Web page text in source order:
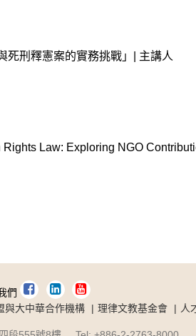
死刑釋憲案的實務挑戰」| 主講人
Law: Exploring NGO
們
與大中華合作機構 理律文教基金會 人